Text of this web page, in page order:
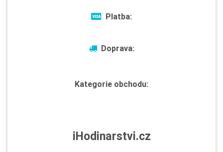
Platba:
Doprava:
Kategorie obchodu:
iHodinarstvi.cz